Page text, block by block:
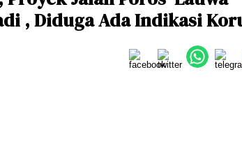
, Diduga Ada Indikasi